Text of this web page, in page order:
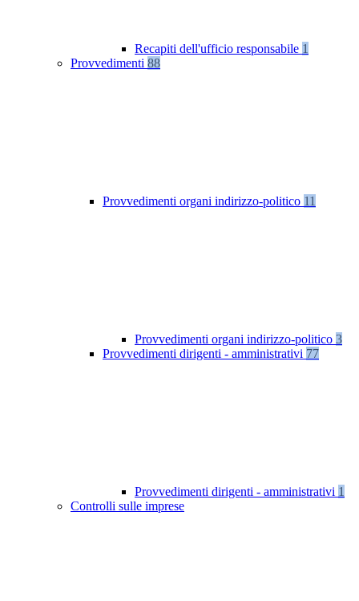
Recapiti dell'ufficio responsabile 1
Provvedimenti 88
Provvedimenti organi indirizzo-politico 11
Provvedimenti organi indirizzo-politico 3
Provvedimenti dirigenti - amministrativi 77
Provvedimenti dirigenti - amministrativi 1
Controlli sulle imprese